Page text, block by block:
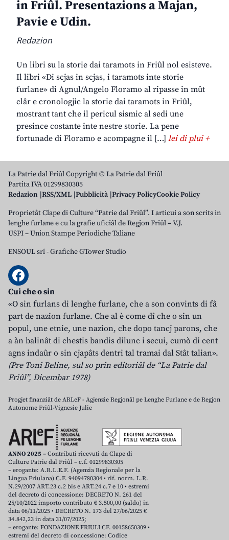
in Friûl. Presentazions a Majan,
Pavie e Udin.
Redazion
Un libri su la storie dai taramots in Friûl nol esisteve.
Il libri «Di scjas in scjas, i taramots inte storie
furlane» di Agnul/Angelo Floramo al ripasse in mût
clâr e cronologjic la storie dai taramots in Friûl,
mostrant tant che il pericul sismic al sedi une
presince costante inte nestre storie. La pene
fortunade di Floramo e acompagne il […] lei di plui +
La Patrie dal Friûl Copyright © La Patrie dal Friûl
Partita IVA 01299830305
Redazion RSS/XML Pubblicità Privacy PolicyCookie Policy
Proprietât Clape di Culture “Patrie dal Friûl”. I articui a son scrits in
lenghe furlane e cu la grafie uficiâl de Regjon Friûl – V.J.
USPI – Union Stampe Periodiche Taliane
ENSOUL srl-Grafiche GTower Studio
Cui che o sin
«O sin furlans di lenghe furlane, che a son convints di fâ
part de nazion furlane. Che al è come dî che o sin un
popul, une etnie, une nazion, che dopo tancj parons, che
a àn balinât di chestis bandis dilunc i secui, cumò di cent
agns indaûr o sin cjapâts dentri tal tramai dal Stât talian».
(Pre Toni Beline, sul so prin editoriâl de “La Patrie dal
Friûl”, Dicembar 1978)
Progjet finanziât de ARLeF - Agjenzie Regjonâl pe Lenghe Furlane e de Regjon
Autonome Friûl-Vignesie Julie
ANNO 2025 – Contributi ricevuti da Clape di
Culture Patrie dal Friûl – c.f. 01299830305
– erogante: A.R.L.E.F. (Agenzia Regionale per la
Lingua Friulana) C.F. 94094780304 • rif. norm. L.R.
N.29/2007 ART.23 c.2 bis e ART.24 c.7 e 10 • estremi
del decreto di concessione: DECRETO N. 261 del
25/10/2022 importo contributo € 3.500,00 (saldo) in
data 06/11/2025 • DECRETO N. 173 del 27/06/2025 €
34.842,23 in data 31/07/2025;
– erogante: FONDAZIONE FRIULI CF. 00158650309 •
estremi del decreto di concessione: Codice